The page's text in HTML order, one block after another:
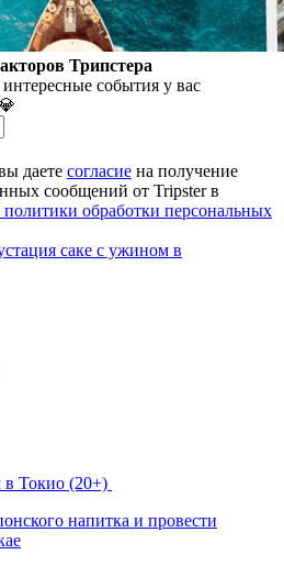
Трипстера
события у вас
даете согласие на получение
сообщений от Tripster в
обработки персональных
в Токио (20+)
напитка и провести